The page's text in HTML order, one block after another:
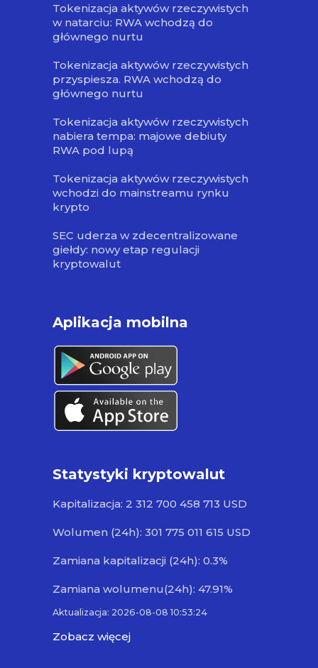
Tokenizacja aktywów rzeczywistych
w natarciu: RWA wchodzą do
głównego nurtu
Tokenizacja aktywów rzeczywistych
przyspiesza. RWA wchodzą do
głównego nurtu
Tokenizacja aktywów rzeczywistych
nabiera tempa: majowe debiuty
RWA pod lupą
Tokenizacja aktywów rzeczywistych
wchodzi do mainstreamu rynku
krypto
SEC uderza w zdecentralizowane
giełdy: nowy etap regulacji
kryptowalut
Aplikacja mobilna
Statystyki kryptowalut
Kapitalizacja: 2 312 700 458 713 USD
Wolumen (24h): 301 775 011 615 USD
Zamiana kapitalizacji (24h): 0.3%
Zamiana wolumenu(24h): 47.91%
Aktualizacja: 2026-08-08 10:53:24
Zobacz więcej